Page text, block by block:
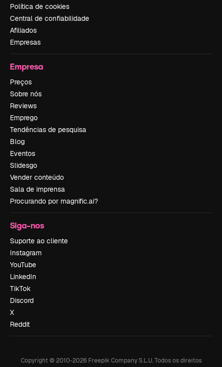
Política de cookies
Central de confiabilidade
Afiliados
Empresas
Empresa
Preços
Sobre nós
Reviews
Emprego
Tendências de pesquisa
Blog
Eventos
Slidesgo
Vender conteúdo
Sala de imprensa
Procurando por magnific.ai?
Siga-nos
Suporte ao cliente
Instagram
YouTube
LinkedIn
TikTok
Discord
X
Reddit
Copyright © 2010-2026Freepik Company S.L.U. Todos os direitos